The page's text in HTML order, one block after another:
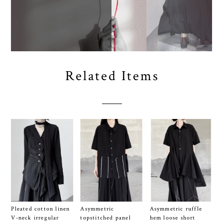
Related Items
Pleated cotton linen
V-neck irregular
Asymmetric
topstitched panel
Asymmetric ruffle
hem loose short